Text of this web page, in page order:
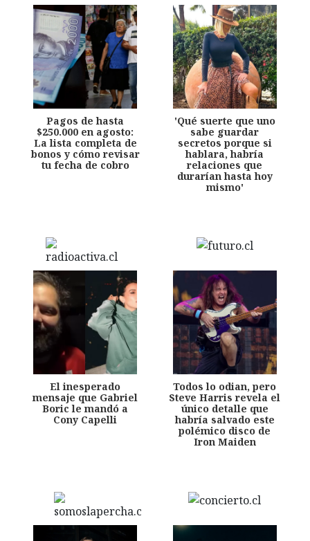
Pagos de hasta
$250.000 en agosto:
La lista completa de
bonos y cómo revisar
tu fecha de cobro
'Qué suerte que uno
sabe guardar
secretos porque si
hablara, habría
relaciones que
durarían hasta hoy
mismo'
El inesperado
mensaje que Gabriel
Boric le mandó a
Cony Capelli
Todos lo odian, pero
Steve Harris revela el
único detalle que
habría salvado este
polémico disco de
Iron Maiden